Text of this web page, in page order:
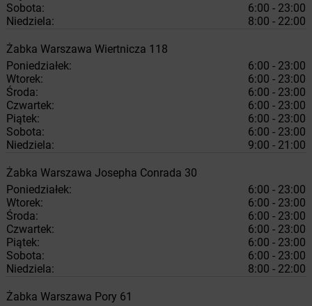
Sobota:
6:00 - 23:00
Niedziela:
8:00 - 22:00
Żabka Warszawa Wiertnicza 118
Poniedziałek:
6:00 - 23:00
Wtorek:
6:00 - 23:00
Środa:
6:00 - 23:00
Czwartek:
6:00 - 23:00
Piątek:
6:00 - 23:00
Sobota:
6:00 - 23:00
Niedziela:
9:00 - 21:00
Żabka Warszawa Josepha Conrada 30
Poniedziałek:
6:00 - 23:00
Wtorek:
6:00 - 23:00
Środa:
6:00 - 23:00
Czwartek:
6:00 - 23:00
Piątek:
6:00 - 23:00
Sobota:
6:00 - 23:00
Niedziela:
8:00 - 22:00
Żabka Warszawa Pory 61